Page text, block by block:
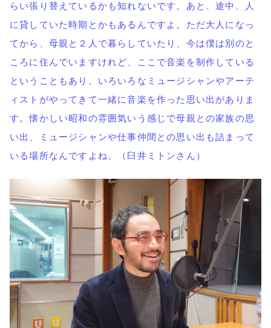
らい張り替えているかも知れないです。あと、途中、人
に貸していた時期とかもあるんですよ。ただ大人になっ
てから、母親と２人で暮らしていたり、今は僕は別のと
ころに住んでいますけれど、ここで音楽を制作している
ということもあり、いろいろなミュージシャンやアーテ
ィストがやってきて一緒に音楽を作った思い出がありま
す。懐かしい昭和の雰囲気いう感じで母親との家族の思
い出、ミュージシャンや仕事仲間との思い出も詰まって
いる場所なんですよね。（臼井ミトンさん）